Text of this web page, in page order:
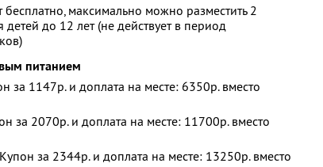
максимально можно разместить 2
до 12 лет (не действует в период
питанием
за 1147р. и доплата на месте: 6350р. вместо
за 2070р. и доплата на месте: 11700р. вместо
за 2344р. и доплата на месте: 13250р. вместо